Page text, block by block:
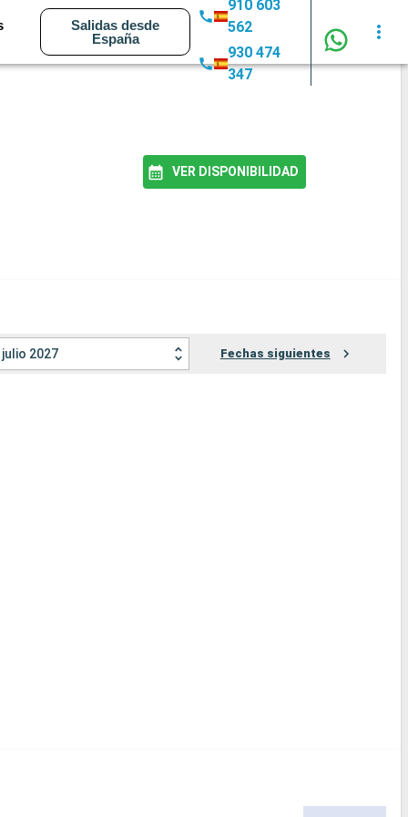
Salidas desde
España
910 603
562
930 474
347
VER DISPONIBILIDAD
julio 2027 Fechas siguientes